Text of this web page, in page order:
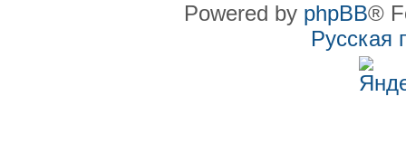
Powered by phpBB®
Русская